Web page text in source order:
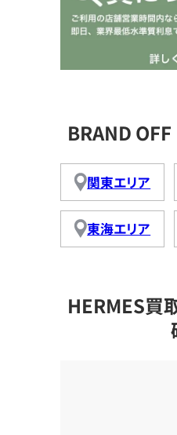
BRAND
関東エリア
東海エリア
HERMES買